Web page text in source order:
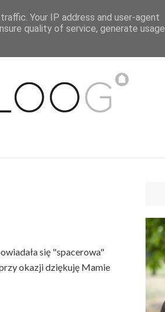
MIESZKANIE PUBLIKACJE ISSUU
się "spacerowa"
okazji dziękuję Mamie
Your IP address and user-agent
quality of service, generate usage